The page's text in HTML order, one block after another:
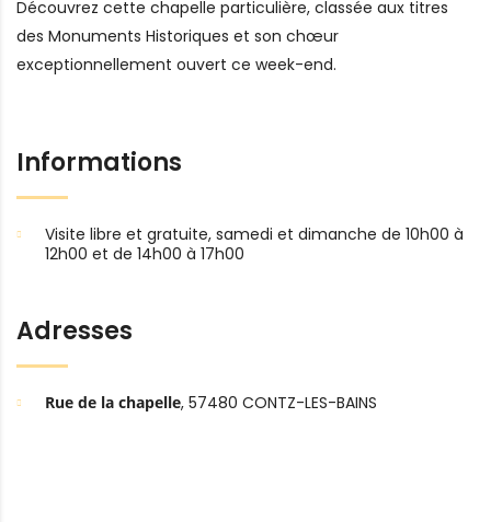
Découvrez cette chapelle particulière, classée aux titres
des Monuments Historiques et son chœur
exceptionnellement ouvert ce week-end.
Informations
Visite libre et gratuite, samedi et dimanche de 10h00 à
12h00 et de 14h00 à 17h00
Adresses
Rue de la chapelle, 57480 CONTZ-LES-BAINS